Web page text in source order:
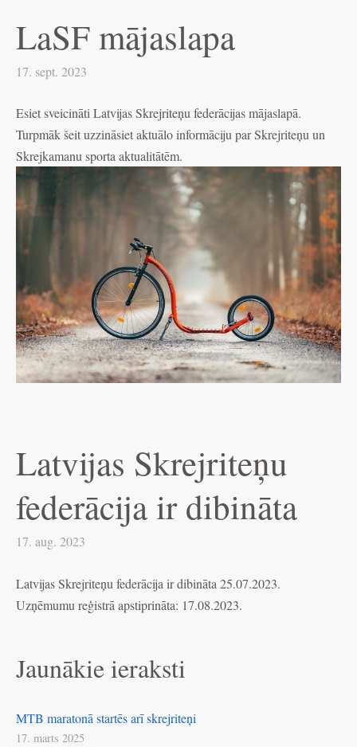
Jaunākie ieraksti
MTB maratonā startēs arī skrejriteņi
17. marts 2025
LaSF mājaslapa
17. sept. 2023
Esiet sveicināti Latvijas Skrejriteņu federācijas mājaslapā.
Turpmāk šeit uzzināsiet aktuālo informāciju par Skrejriteņu un
Skrejkamanu sporta aktualitātēm.
Latvijas Skrejriteņu
federācija ir dibināta
17. aug. 2023
Latvijas Skrejriteņu federācija ir dibināta 25.07.2023.
Uzņēmumu reģistrā apstiprināta: 17.08.2023.